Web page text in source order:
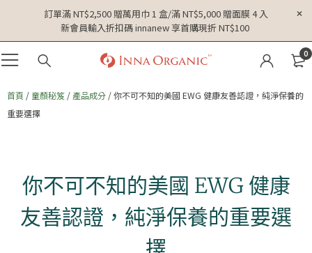
訂單滿 NT$2,500 贈萬用巾 1 盒/滿 NT$5,000 贈面膜 4 入
新會員輸入折扣碼 innanew 享首購現折 NT$100
0
首頁 / 童顏秘笈 / 產品成分 / 你不可不知的美國 EWG 健康友善認證，純淨保養的
重要選擇
你不可不知的美國 EWG 健康
友善認證，純淨保養的重要選